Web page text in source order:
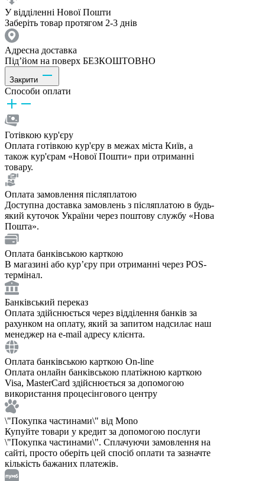
У відділенні Нової Пошти
Заберіть товар протягом 2-3 днів
Адресна доставка
Під’йом на поверх БЕЗКОШТОВНО
Закрити
Способи оплати
Готівкою кур'єру
Оплата готівкою кур'єру в межах міста Київ, а
також кур'єрам «Нової Пошти» при отриманні
товару.
Оплата замовлення післяплатою
Доступна доставка замовлень з післяплатою в будь-
який куточок України через поштову службу «Нова
Пошта».
Оплата банківською карткою
В магазині або курʼєру при отриманні через POS-
термінал.
Банківський переказ
Оплата здійснюється через відділення банків за
рахунком на оплату, який за запитом надсилає наш
менеджер на e-mail адресу клієнта.
Оплата банківською карткою On-line
Оплата онлайн банківською платіжною карткою
Visa, MasterCard здійснюється за допомогою
використання процесінгового центру
\"Покупка частинами\" від Mono
Купуйте товари у кредит за допомогою послуги
\"Покупка частинами\". Сплачуючи замовлення на
сайті, просто оберіть цей спосіб оплати та зазначте
кількість бажаних платежів.